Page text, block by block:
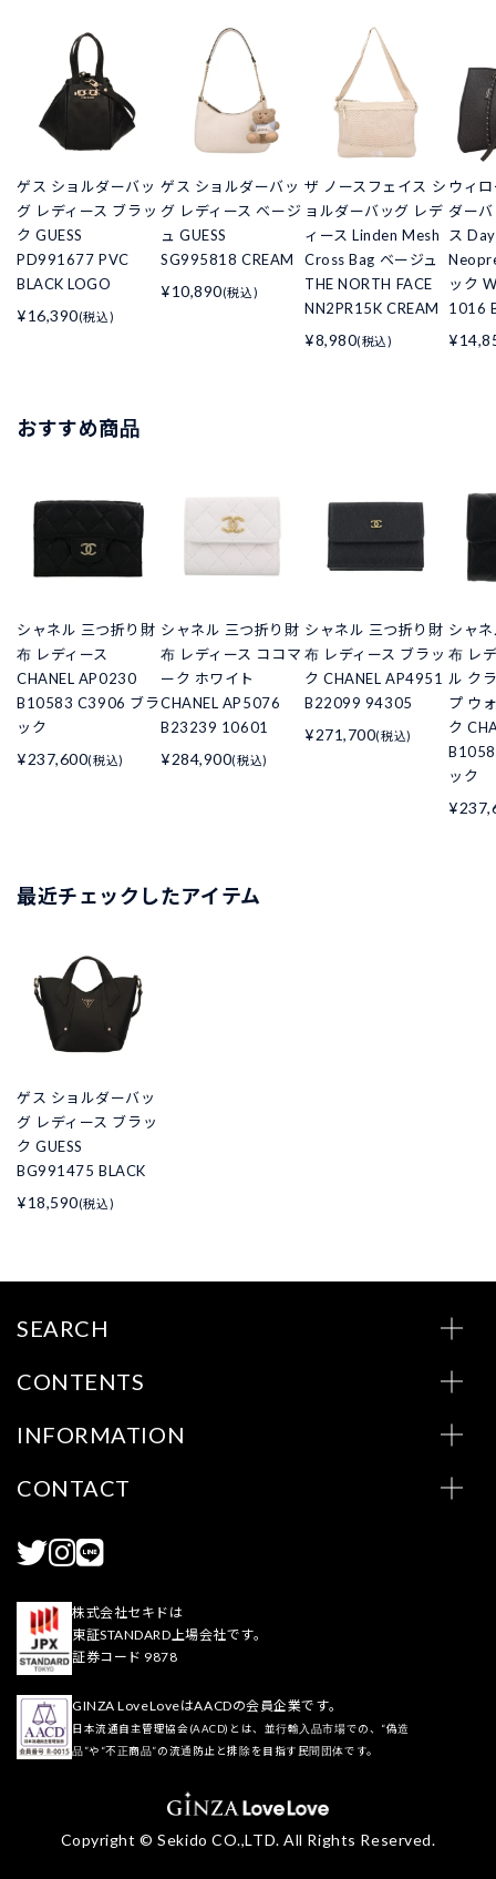
ゲス ショルダーバッ
グ レディース ブラッ
ク GUESS
PD991677 PVC
BLACK LOGO
¥16,390(税込)
ゲス ショルダーバッ
グ レディース ベージ
ュ GUESS
SG995818 CREAM
¥10,890(税込)
ザ ノースフェイス シ
ョルダーバッグ レデ
ィース Linden Mesh
Cross Bag ベージュ
THE NORTH FACE
NN2PR15K CREAM
¥8,980(税込)
ウィ
ダー
ス
ック
1016
おすすめ商品
シャネル 三つ折り財
布 レディース
CHANEL AP0230
B10583 C3906 ブラ
ック
¥237,600(税込)
シャネル 三つ折り財
布 レディース ココマ
ーク ホワイト
CHANEL AP5076
B23239 10601
¥284,900(税込)
シャネル 三つ折り財
布 レディース ブラッ
ク CHANEL AP4951
B22099 94305
¥271,700(税込)
シャ
布 レ
ル ク
プ ウ
ク
ック
最近チェックしたアイテム
ゲス ショルダーバッ
グ レディース ブラッ
ク GUESS
BG991475 BLACK
¥18,590(税込)
SEARCH
CONTENTS
INFORMATION
CONTACT
株式会社セキドは
東証STANDARD上場会社です。
証券コード 9878
GINZA LoveLoveはAACDの会員企業です。
日本流通自主管理協会(AACD)とは、並行輸入品市場での、“偽造
品”や“不正商品”の流通防止と排除を目指す民間団体です。
Copyright © Sekido CO.,LTD. All Rights Reserved.